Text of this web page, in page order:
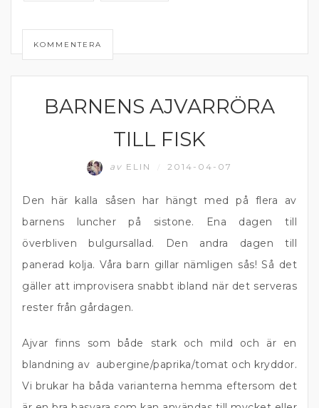
KOMMENTERA
SÅS
BARNENS AJVARRÖRA
TILL FISK
av ELIN 2014-04-07
Den här kalla såsen har hängt med på flera av
barnens luncher på sistone. Ena dagen till
överbliven bulgursallad. Den andra dagen till
panerad kolja. Våra barn gillar nämligen sås! Så det
gäller att improvisera snabbt ibland när det serveras
rester från gårdagen.
Ajvar finns som både stark och mild och är en
blandning av aubergine/paprika/tomat och kryddor.
Vi brukar ha båda varianterna hemma eftersom det